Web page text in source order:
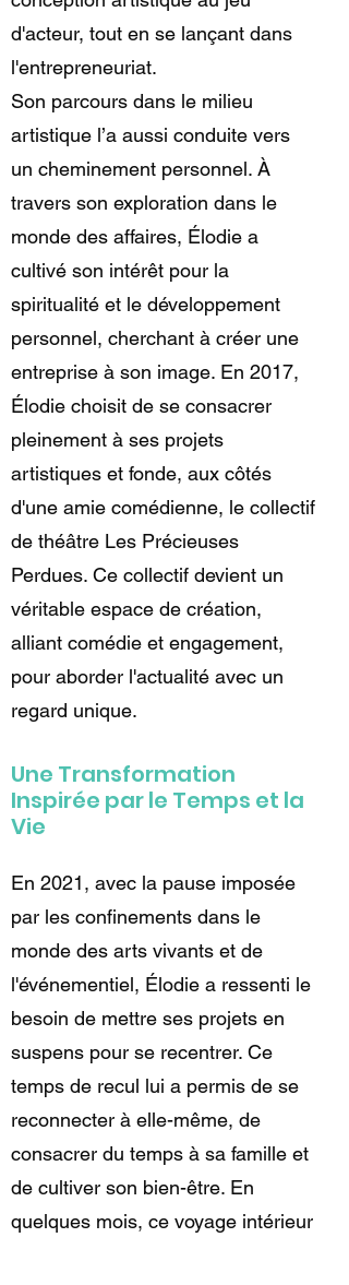
d'acteur, tout en se lançant dans
l'entrepreneuriat.
Son parcours dans le milieu
artistique l’a aussi conduite vers
un cheminement personnel. À
travers son exploration dans le
monde des affaires, Élodie a
cultivé son intérêt pour la
spiritualité et le développement
personnel, cherchant à créer une
entreprise à son image. En 2017,
Élodie choisit de se consacrer
pleinement à ses projets
artistiques et fonde, aux côtés
d'une amie comédienne, le collectif
de théâtre Les Précieuses
Perdues. Ce collectif devient un
véritable espace de création,
alliant comédie et engagement,
pour aborder l'actualité avec un
regard unique.
Une Transformation
Inspirée par le Temps et la
Vie
En 2021, avec la pause imposée
par les confinements dans le
monde des arts vivants et de
l'événementiel, Élodie a ressenti le
besoin de mettre ses projets en
suspens pour se recentrer. Ce
temps de recul lui a permis de se
reconnecter à elle-même, de
consacrer du temps à sa famille et
de cultiver son bien-être. En
quelques mois, ce voyage intérieur